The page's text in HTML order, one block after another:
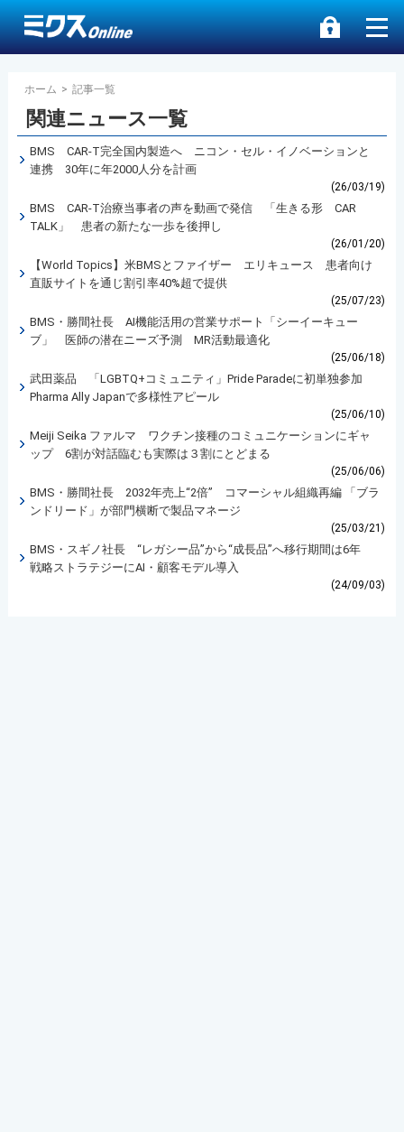
ホーム > 記事一覧
関連ニュース一覧
BMS CAR-T完全国内製造へ ニコン・セル・イノベーションと
連携 30年に年2000人分を計画
(26/03/19)
BMS CAR-T治療当事者の声を動画で発信 「生きる形 CAR
TALK」 患者の新たな一歩を後押し
(26/01/20)
【World Topics】米BMSとファイザー エリキュース 患者向け
直販サイトを通じ割引率40%超で提供
(25/07/23)
BMS・勝間社長 AI機能活用の営業サポート「シーイーキュー
ブ」 医師の潜在ニーズ予測 MR活動最適化
(25/06/18)
武田薬品 「LGBTQ+コミュニティ」Pride Paradeに初単独参加
Pharma Ally Japanで多様性アピール
(25/06/10)
Meiji Seika ファルマ ワクチン接種のコミュニケーションにギャ
ップ 6割が対話臨むも実際は３割にとどまる
(25/06/06)
BMS・勝間社長 2032年売上“2倍” コマーシャル組織再編 「ブラ
ンドリード」が部門横断で製品マネージ
(25/03/21)
BMS・スギノ社長 “レガシー品”から“成長品”へ移行期間は6年
戦略ストラテジーにAI・顧客モデル導入
(24/09/03)